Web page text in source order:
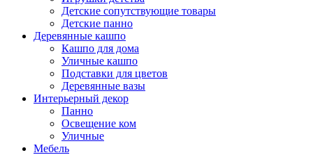
Детские сопутствующие товары
Детские панно
Деревянные кашпо
Кашпо для дома
Уличные кашпо
Подставки для цветов
Деревянные вазы
Интерьерный декор
Панно
Освещение ком
Уличные
Мебель